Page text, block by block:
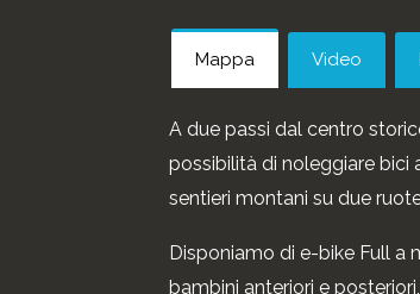
Mappa Video
A due passi dal centro
possibilità di noleggiare bici
sentieri montani su due
Disponiamo di e-bike Full a
bambini anteriori e